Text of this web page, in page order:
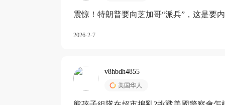
震惊！特朗普要向芝加哥“派兵”，这是要
2026-2-7
v8hbdh4855
美国华人